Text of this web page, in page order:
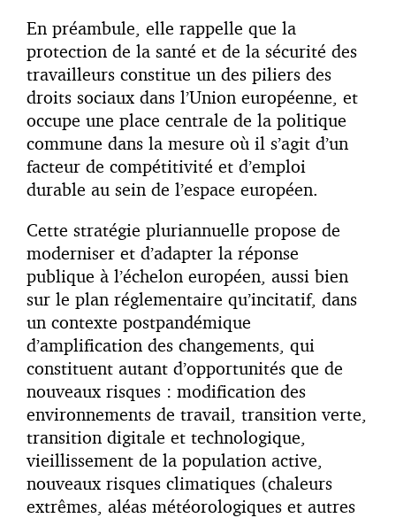
En préambule, elle rappelle que la
protection de la santé et de la sécurité des
travailleurs constitue un des piliers des
droits sociaux dans l’Union européenne, et
occupe une place centrale de la politique
commune dans la mesure où il s’agit d’un
facteur de compétitivité et d’emploi
durable au sein de l’espace européen.
Cette stratégie pluriannuelle propose de
moderniser et d’adapter la réponse
publique à l’échelon européen, aussi bien
sur le plan réglementaire qu’incitatif, dans
un contexte postpandémique
d’amplification des changements, qui
constituent autant d’opportunités que de
nouveaux risques : modification des
environnements de travail, transition verte,
transition digitale et technologique,
vieillissement de la population active,
nouveaux risques climatiques (chaleurs
extrêmes, aléas météorologiques et autres